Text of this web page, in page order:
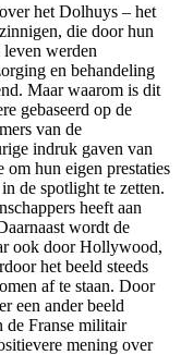
het Dolhuys – het
die door hun
werden
en behandeling
Maar waarom is dit
gebaseerd op de
van de
indruk gaven van
hun eigen prestaties
de spotlight te zetten.
heeft aan
wordt de
ook door Hollywood,
het beeld steeds
af te staan. Door
een ander beeld
de Franse militair
mening over